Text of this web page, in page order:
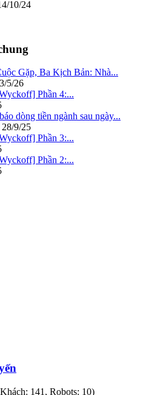
10/24
Gặp, Ba Kịch Bản: Nhà...
5/26
Phần 4:...
dòng tiền ngành sau ngày...
28/9/25
Phần 3:...
Phần 2:...
141, Robots: 10)